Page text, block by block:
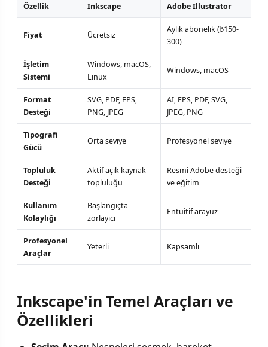
Özellik Inkscape Adobe Illustrator
Fiyat Ücretsiz
Aylık abonelik (₺150-
300)
İşletim
Sistemi
Windows, macOS,
Linux
Windows, macOS
Format
Desteği
SVG, PDF, EPS,
PNG, JPEG
AI, EPS, PDF, SVG,
JPEG, PNG
Tipografi
Gücü
Orta seviye Profesyonel seviye
Topluluk
Desteği
Aktif açık kaynak
topluluğu
Resmi Adobe desteği
ve eğitim
Kullanım
Kolaylığı
Başlangıçta
zorlayıcı
Entuitif arayüz
Profesyonel
Araçlar
Yeterli Kapsamlı
Inkscape'in Temel Araçları ve
Özellikleri